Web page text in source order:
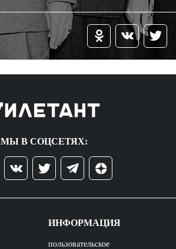
МЫ В СОЦСЕТЯХ:
ИНФОРМАЦИЯ
пользовательское